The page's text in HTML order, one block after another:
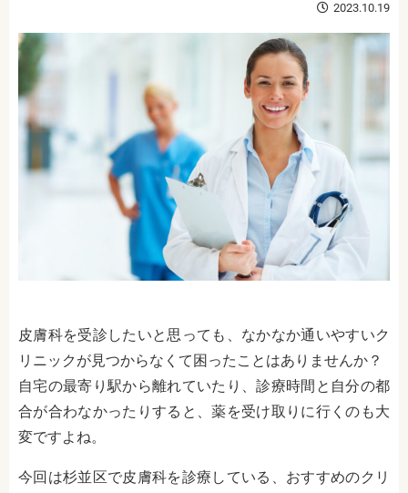
おでかけ
2023.10.19
皮膚科を受診したいと思っても、なかなか通いやすいク
リニックが見つからなくて困ったことはありませんか？
自宅の最寄り駅から離れていたり、診療時間と自分の都
合が合わなかったりすると、薬を受け取りに行くのも大
変ですよね。
今回は杉並区で皮膚科を診療している、おすすめのクリ